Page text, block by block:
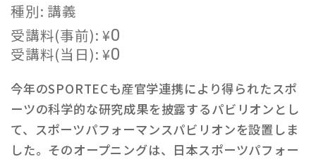
種別: 講義
受講料(事前):¥0
受講料(当日):¥0
今年のSPORTECも産官学連携により得られたスポ
ーツの科学的な研究成果を披露するパビリオンとし
て、スポーツパフォーマンスパビリオンを設置しま
した。そのオープニングは、日本スポーツパフォー